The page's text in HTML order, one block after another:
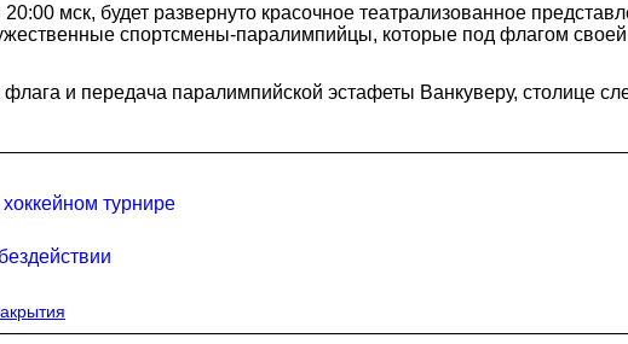
мск, будет развернуто красочное театрализованное
спортсмены-паралимпийцы, которые под флагом
и передача паралимпийской эстафеты Ванкуверу, столице
турнире